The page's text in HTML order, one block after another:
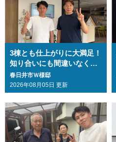
3棟とも仕上がりに大満足！
知り合いにも間違いなくお
勧めします・・・
春日井市Ｗ様邸
2026年08月05日 更新